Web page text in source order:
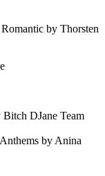
by Thorsten
DJane Team
by Anina